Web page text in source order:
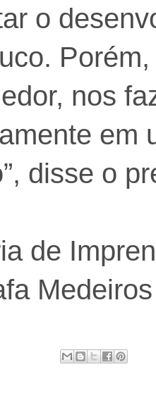
o
nos
em
disse o
de
Medeiros